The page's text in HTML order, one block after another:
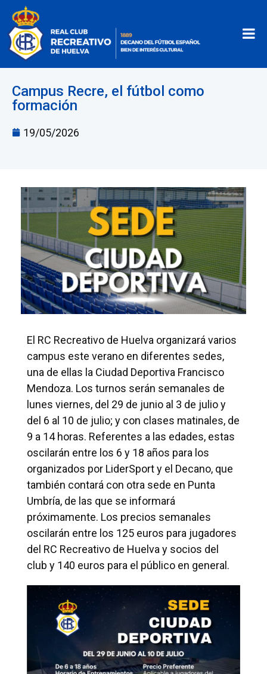
Campus Recre, el fútbol como
formación
19/05/2026
El RC Recreativo de Huelva organizará varios
campus este verano en diferentes sedes,
una de ellas la Ciudad Deportiva Francisco
Mendoza. Los turnos serán semanales de
lunes viernes, del 29 de junio al 3 de julio y
del 6 al 10 de julio; y con clases matinales, de
9 a 14 horas. Referentes a las edades, estas
oscilarán entre los 6 y 18 años para los
organizados por LiderSport y el Decano, que
también contará con otra sede en Punta
Umbría, de las que se informará
próximamente. Los precios semanales
oscilarán entre los 125 euros para jugadores
del RC Recreativo de Huelva y socios del
club y 140 euros para el público en general.